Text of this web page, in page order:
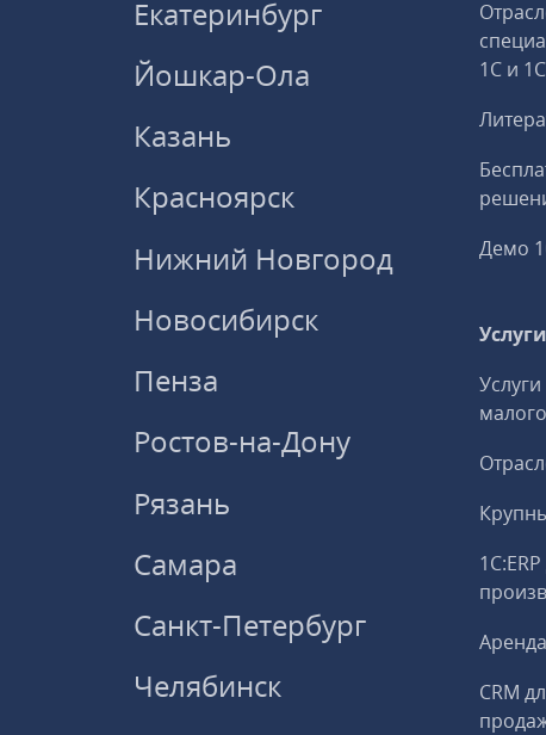
Екатеринбург
Йошкар-Ола
Казань
Красноярск
Нижний Новгород
Новосибирск
Пенза
Ростов-на-Дону
Рязань
Самара
Санкт-Петербург
Челябинск
1С и
Демо
Услуги
CRM